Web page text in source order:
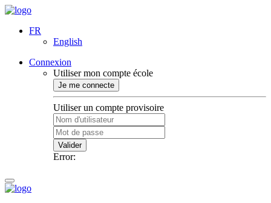
FR
English
Connexion
Utiliser mon compte école
Je me connecte
Utiliser un compte provisoire
Valider
Error: